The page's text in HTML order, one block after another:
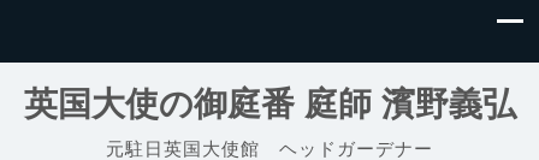
英国大使の御庭番 庭師 濱野義弘
元駐日英国大使館 ヘッドガーデナー